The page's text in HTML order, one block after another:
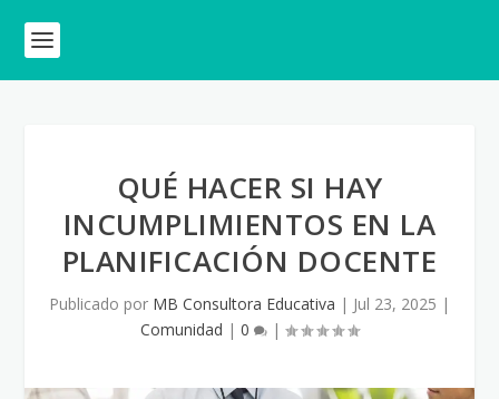
QUÉ HACER SI HAY
INCUMPLIMIENTOS EN LA
PLANIFICACIÓN DOCENTE
Publicado por MB Consultora Educativa | Jul 23, 2025 |
Comunidad | 0 |